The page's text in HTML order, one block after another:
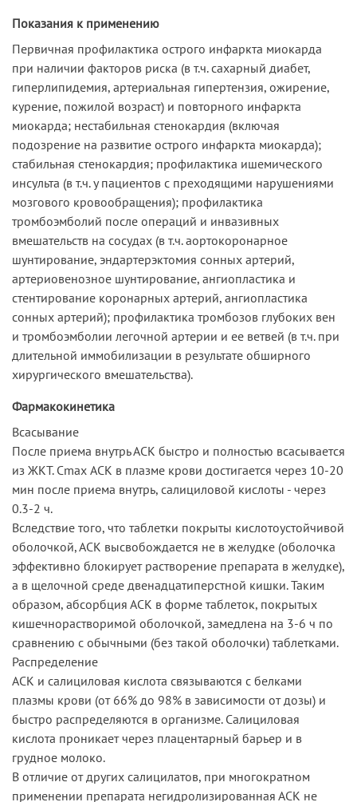
Показания к применению
Первичная профилактика острого инфаркта миокарда
при наличии факторов риска (в т.ч. сахарный диабет,
гиперлипидемия, артериальная гипертензия, ожирение,
курение, пожилой возраст) и повторного инфаркта
миокарда; нестабильная стенокардия (включая
подозрение на развитие острого инфаркта миокарда);
стабильная стенокардия; профилактика ишемического
инсульта (в т.ч. у пациентов с преходящими нарушениями
мозгового кровообращения); профилактика
тромбоэмболий после операций и инвазивных
вмешательств на сосудах (в т.ч. аортокоронарное
шунтирование, эндартерэктомия сонных артерий,
артериовенозное шунтирование, ангиопластика и
стентирование коронарных артерий, ангиопластика
сонных артерий); профилактика тромбозов глубоких вен
и тромбоэмболии легочной артерии и ее ветвей (в т.ч. при
длительной иммобилизации в результате обширного
хирургического вмешательства).
Фармакокинетика
Всасывание
После приема внутрь АСК быстро и полностью всасывается
из ЖКТ. Cmax АСК в плазме крови достигается через 10-20
мин после приема внутрь, салициловой кислоты - через
0.3-2 ч.
Вследствие того, что таблетки покрыты кислотоустойчивой
оболочкой, АСК высвобождается не в желудке (оболочка
эффективно блокирует растворение препарата в желудке),
а в щелочной среде двенадцатиперстной кишки. Таким
образом, абсорбция АСК в форме таблеток, покрытых
кишечнорастворимой оболочкой, замедлена на 3-6 ч по
сравнению с обычными (без такой оболочки) таблетками.
Распределение
АСК и салициловая кислота связываются с белками
плазмы крови (от 66% до 98% в зависимости от дозы) и
быстро распределяются в организме. Салициловая
кислота проникает через плацентарный барьер и в
грудное молоко.
В отличие от других салицилатов, при многократном
применении препарата негидролизированная АСК не